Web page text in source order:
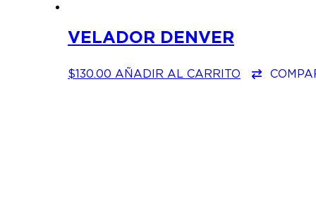
VELADOR DENVER
$130.00 AÑADIR AL CARRITO